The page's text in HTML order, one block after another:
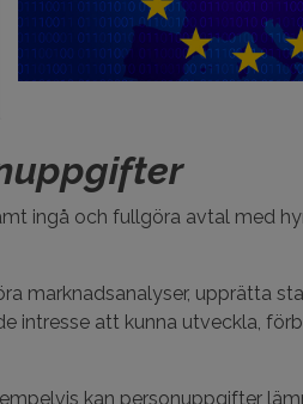
ingå och fullgöra avtal med
marknadsanalyser, upprätta
intresse att kunna utveckla,
kan personuppgifter